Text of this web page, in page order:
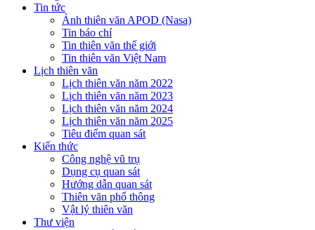
Tin tức
Ảnh thiên văn APOD (Nasa)
Tin báo chí
Tin thiên văn thế giới
Tin thiên văn Việt Nam
Lịch thiên văn
Lịch thiên văn năm 2022
Lịch thiên văn năm 2023
Lịch thiên văn năm 2024
Lịch thiên văn năm 2025
Tiêu điểm quan sát
Kiến thức
Công nghệ vũ trụ
Dụng cụ quan sát
Hướng dẫn quan sát
Thiên văn phổ thông
Vật lý thiên văn
Thư viện